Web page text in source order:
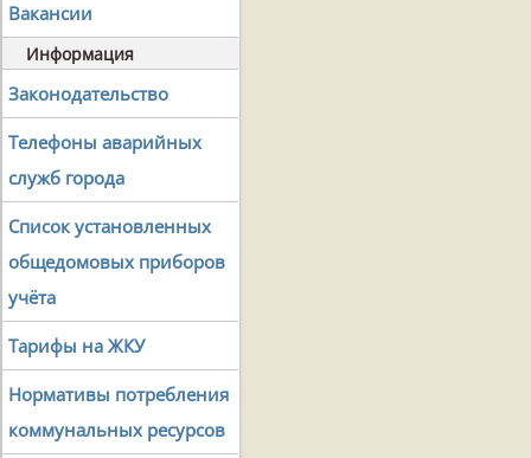
Вакансии
Информация
Законодательство
Телефоны аварийных
служб города
Список установленных
общедомовых приборов
учёта
Тарифы на ЖКУ
Нормативы потребления
коммунальных ресурсов